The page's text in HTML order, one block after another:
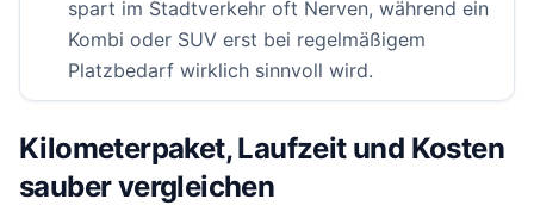
spart im Stadtverkehr oft Nerven, während ein
Kombi oder SUV erst bei regelmäßigem
Platzbedarf wirklich sinnvoll wird.
Kilometerpaket, Laufzeit und Kosten
sauber vergleichen